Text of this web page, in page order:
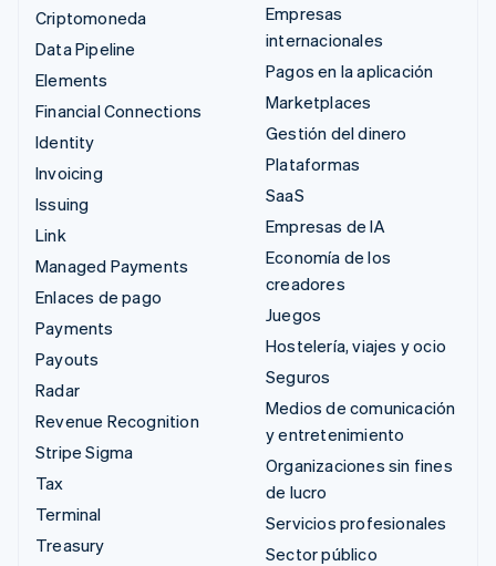
Criptomoneda
Data Pipeline
Elements
Financial Connections
Identity
Invoicing
Issuing
Link
Managed Payments
Enlaces de pago
Payments
Payouts
Radar
Revenue Recognition
Stripe Sigma
Tax
Terminal
Treasury
Empresas
internacionales
Pagos en la aplicación
Marketplaces
Gestión del dinero
Plataformas
SaaS
Empresas de IA
Economía de los
creadores
Juegos
Hostelería, viajes y ocio
Seguros
Medios de comunicación
y entretenimiento
Organizaciones sin fines
de lucro
Servicios profesionales
Sector público